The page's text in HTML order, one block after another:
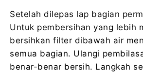
Setelah dilepas lap bagian
Untuk pembersihan yang lebih
bersihkan filter dibawah air
semua bagian. Ulangi
benar-benar bersih. Langkah